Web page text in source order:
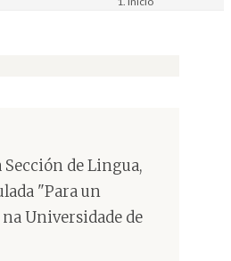
de Lingua,
"Para un
Universidade de